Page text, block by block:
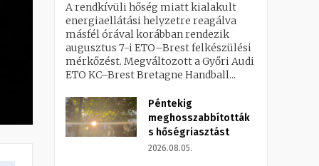
A rendkívüli hőség miatt kialakult
energiaellátási helyzetre reagálva
másfél órával korábban rendezik
augusztus 7-i ETO–Brest felkészülési
mérkőzést. Megváltozott a Győri Audi
ETO KC–Brest Bretagne Handball...
Péntekig
meghosszabbították
s hőségriasztást
2026.08.05.